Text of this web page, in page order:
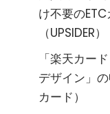
け不要の
（UPSIDER）
「楽天カー
デザイン」
カード）